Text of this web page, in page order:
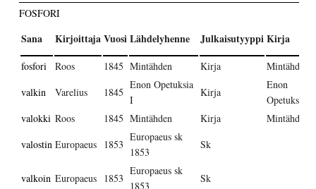
FOSFORI
Sana KirjoittajaVuosiLähdelyhenne JulkaisutyyppiKirja
fosfori Roos 1845 Mintähden Kirja
Mintähden
valkin
Varelius 1845
Enon Opetuksia
I
Kirja
Enon
Opetuksia I
valokki Roos 1845 Mintähden Kirja
Mintähden
valostin Europaeus 1853
Europaeus sk
1853
Sk
valkoin Europaeus 1853
Europaeus sk
1853
Sk